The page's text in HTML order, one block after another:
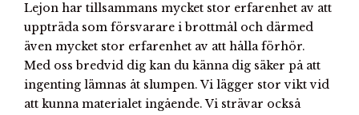
Lejon har tillsammans mycket stor erfarenhet av att
uppträda som försvarare i brottmål och därmed
även mycket stor erfarenhet av att hålla förhör.
Med oss bredvid dig kan du känna dig säker på att
ingenting lämnas åt slumpen. Vi lägger stor vikt vid
att kunna materialet ingående. Vi strävar också